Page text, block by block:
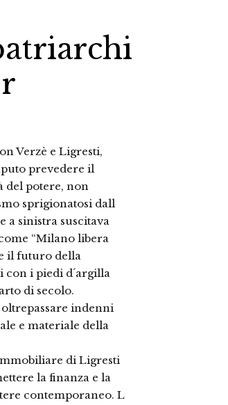
Verzè e Ligresti,
prevedere il
del potere, non
sprigionatosi dall
a sinistra suscitava
“Milano libera
il futuro della
i piedi d´argilla
di secolo.
indenni
e materiale della
di Ligresti
la finanza e la
contemporaneo. L